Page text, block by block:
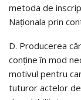
metoda de
Naționala prin
D. Producerea
conține în mod
motivul pentru
tuturor actelor